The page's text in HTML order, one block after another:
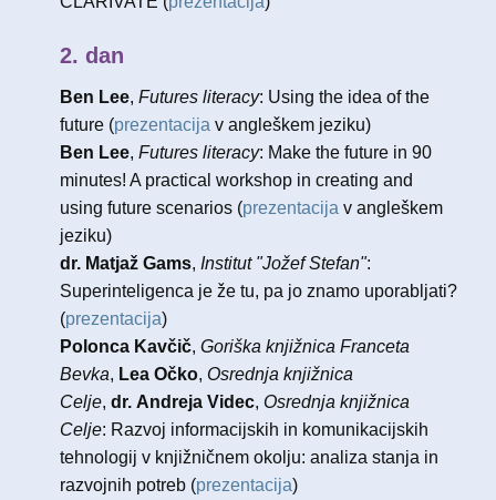
2. dan
Ben Lee, Futures literacy: Using the idea of the
future (prezentacija v angleškem jeziku)
Ben Lee, Futures literacy: ​Make the future in 90
minutes! A practical workshop in creating and
using future scenarios (prezentacija v angleškem
jeziku)
dr. Matjaž Gams, Institut "Jožef Stefan":
Superinteligenca je že tu, pa jo znamo uporabljati?
(prezentacija)
Polonca Kavčič, Goriška knjižnica Franceta
Bevka, Lea Očko, Osrednja knjižnica
Celje, dr. Andreja Videc, Osrednja knjižnica
Celje: Razvoj informacijskih in komunikacijskih
tehnologij v knjižničnem okolju: analiza stanja in
razvojnih potreb (prezentacija)